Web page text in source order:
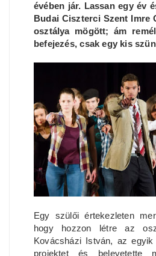
évében jár. Lassan egy év
Budai Ciszterci Szent Imre
osztálya mögött; ám
befejezés, csak egy kis
Egy szülői értekezleten
hogy hozzon létre az
Kovácsházi István, az
projektet és belevetette